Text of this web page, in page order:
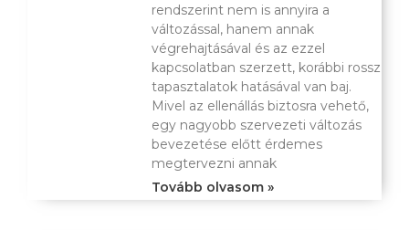
rendszerint nem is annyira a
változással, hanem annak
végrehajtásával és az ezzel
kapcsolatban szerzett, korábbi rossz
tapasztalatok hatásával van baj.
Mivel az ellenállás biztosra vehető,
egy nagyobb szervezeti változás
bevezetése előtt érdemes
megtervezni annak
Tovább olvasom »